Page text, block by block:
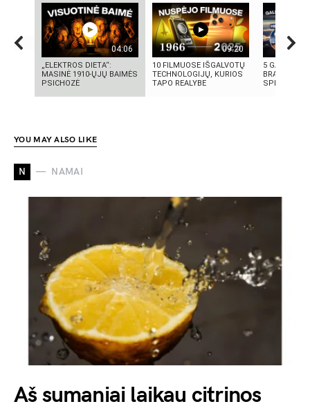
04:06
„ELEKTROS DIETA“:
MASINĖ 1910-ŲJŲ BAIMĖS
PSICHOZĖ
09:20
10 FILMUOSE IŠGALVOTŲ
TECHNOLOGIJŲ, KURIOS
TAPO REALYBE
5
SPROGIMAI
YOU MAY ALSO LIKE
N NAMAI
Aš sumaniai laikau citrinos